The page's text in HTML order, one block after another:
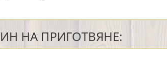
НА ПРИГОТВЯНЕ: